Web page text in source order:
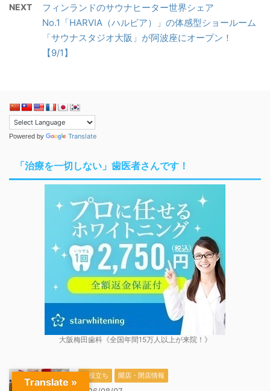
NEXT
フィンランドのサウナヒーター世界シェア
No.1「HARVIA（ハルビア）」の体感型ショールーム
「サウナスタジオ大阪」が阿波座にオープン！
【9/1】
Powered by Translate
「治療を一切しない」歯医者さんです！
大阪梅田歯科《全国年間15万人以上が来院！》
お役立ち 開店・閉店情報
Translate »